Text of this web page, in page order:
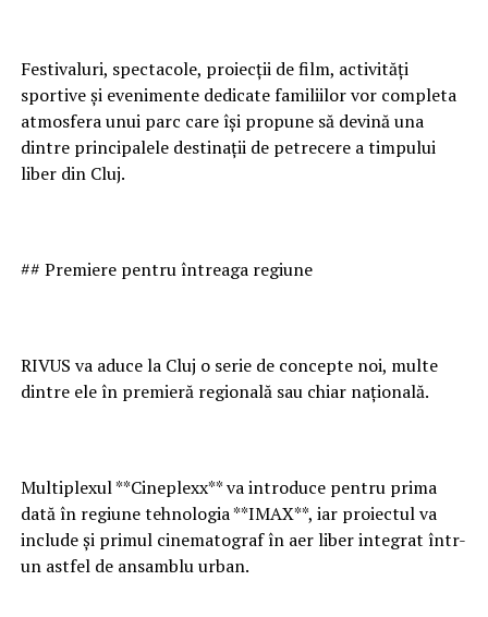
Festivaluri, spectacole, proiecții de film, activități
sportive și evenimente dedicate familiilor vor completa
atmosfera unui parc care își propune să devină una
dintre principalele destinații de petrecere a timpului
liber din Cluj.
## Premiere pentru întreaga regiune
RIVUS va aduce la Cluj o serie de concepte noi, multe
dintre ele în premieră regională sau chiar națională.
Multiplexul **Cineplexx** va introduce pentru prima
dată în regiune tehnologia **IMAX**, iar proiectul va
include și primul cinematograf în aer liber integrat într-
un astfel de ansamblu urban.